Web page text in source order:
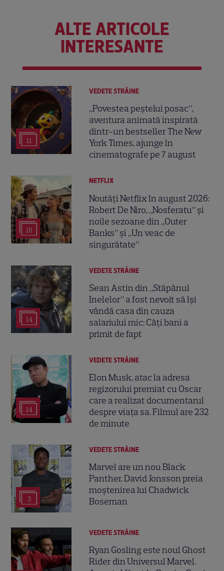
ALTE ARTICOLE
INTERESANTE
11
VEDETE STRĂINE
„Povestea peștelui posac”,
aventura animată inspirată
dintr-un bestseller The New
York Times, ajunge în
cinematografe pe 7 august
16
NETFLIX
Noutăți Netflix în august 2026:
Robert De Niro, „Nosferatu” și
noile sezoane din „Outer
Banks” și „Un veac de
singurătate”
14
VEDETE STRĂINE
Sean Astin din „Stăpânul
Inelelor” a fost nevoit să își
vândă casa din cauza
salariului mic: Câți bani a
primit de fapt
14
VEDETE STRĂINE
Elon Musk, atac la adresa
regizorului premiat cu Oscar
care a realizat documentarul
despre viața sa. Filmul are 232
de minute
3
VEDETE STRĂINE
Marvel are un nou Black
Panther. David Jonsson preia
moștenirea lui Chadwick
Boseman
VEDETE STRĂINE
Ryan Gosling este noul Ghost
Rider din Universul Marvel.